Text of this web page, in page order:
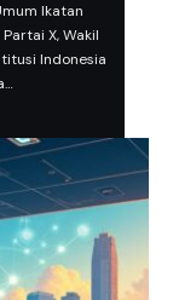
Ikatan
X, Wakil
Indonesia